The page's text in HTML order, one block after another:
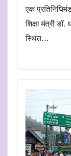
एक
शिक्षा मंत्री
स्थित…